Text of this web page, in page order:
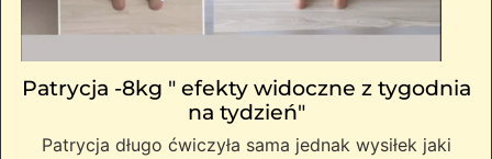
Patrycja -8kg " efekty widoczne z tygodnia
na tydzień"
Patrycja długo ćwiczyła sama jednak wysiłek jaki